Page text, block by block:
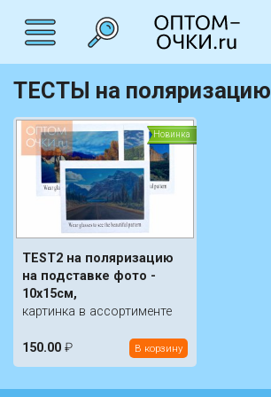
ТЕСТЫ на поляризацию
Новинка
TEST2 на поляризацию
на подставке фото -
10х15см,
картинка в ассортименте
150.00 ₽ В корзину